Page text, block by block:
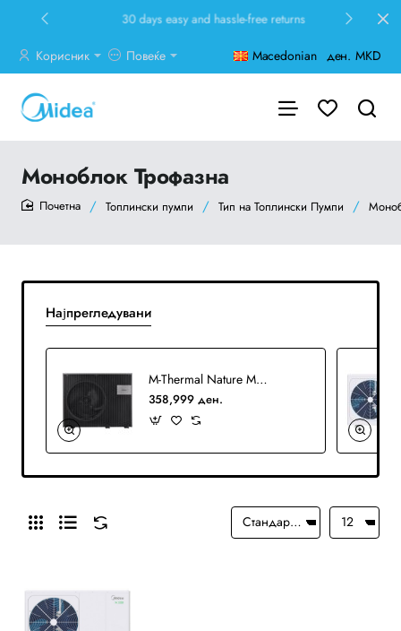
30 days easy and hassle-free returns
Корисник Повеќе Macedonian ден. MKD
Моноблок Трофазна
Топлински пумпи Тип на Топлински Пумпи
Најпрегледувани
M-Thermal Nature MHC-V16WD2RN7-B Трофазна топлинска пумпа
358,999 ден.